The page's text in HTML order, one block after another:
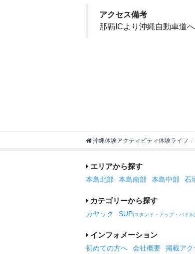
アクセス備考
那覇ICより沖縄自動車道
沖縄体験アクティビティ体験ライフ
エリアから探す
本島北部 本島南部 本島中部 石
カテゴリーから探す
カヤック SUP(スタンド・アップ・パドル)
インフォメーション
初めての方へ 会社概要 掲載ア